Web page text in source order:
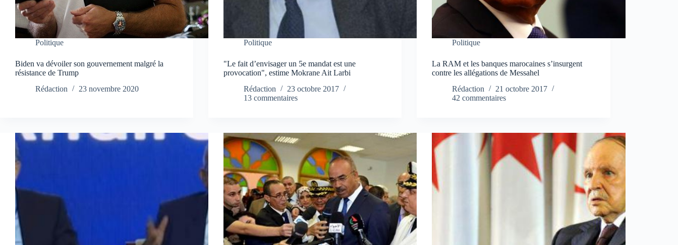
Politique
Biden va dévoiler son gouvernement malgré la
résistance de Trump
Rédaction
23 novembre 2020
Politique
"Le fait d’envisager un 5e mandat est une
provocation", estime Mokrane Ait Larbi
Rédaction
23 octobre 2017
13 commentaires
Politique
La RAM et les banques marocaines s’insurgent
contre les allégations de Messahel
Rédaction
21 octobre 2017
42 commentaires